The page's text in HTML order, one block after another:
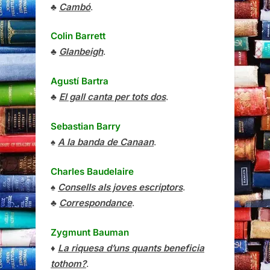
♣ Cambó.
Colin Barrett
♣ Glanbeigh.
Agustí Bartra
♣ El gall canta per tots dos.
Sebastian Barry
♠ A la banda de Canaan.
Charles Baudelaire
♠ Consells als joves escriptors.
♣ Correspondance.
Zygmunt Bauman
♦ La riquesa d’uns quants beneficia
tothom?.